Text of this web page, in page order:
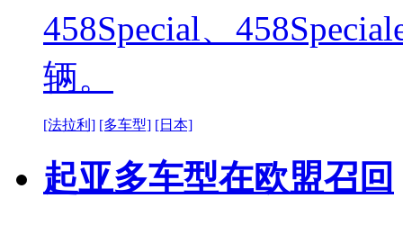
458Special、
辆。
[法拉利] [多车型] [日本]
起亚多车型在欧盟召回